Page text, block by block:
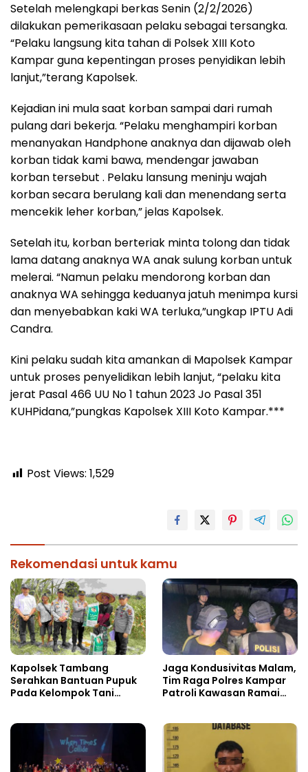
Setelah melengkapi berkas Senin (2/2/2026)
dilakukan pemerikasaan pelaku sebagai tersangka.
“Pelaku langsung kita tahan di Polsek XIII Koto
Kampar guna kepentingan proses penyidikan lebih
lanjut,”terang Kapolsek.
Kejadian ini mula saat korban sampai dari rumah
pulang dari bekerja. “Pelaku menghampiri korban
menanyakan Handphone anaknya dan dijawab oleh
korban tidak kami bawa, mendengar jawaban
korban tersebut . Pelaku lansung meninju wajah
korban secara berulang kali dan menendang serta
mencekik leher korban,” jelas Kapolsek.
Setelah itu, korban berteriak minta tolong dan tidak
lama datang anaknya WA anak sulung korban untuk
melerai. “Namun pelaku mendorong korban dan
anaknya WA sehingga keduanya jatuh menimpa kursi
dan menyebabkan kaki WA terluka,”ungkap IPTU Adi
Candra.
Kini pelaku sudah kita amankan di Mapolsek Kampar
untuk proses penyelidikan lebih lanjut, “pelaku kita
jerat Pasal 466 UU No 1 tahun 2023 Jo Pasal 351
KUHPidana,”pungkas Kapolsek XIII Koto Kampar.***
Post Views: 1,529
Rekomendasi untuk kamu
Kapolsek Tambang
Serahkan Bantuan Pupuk
Pada Kelompok Tani
Jaga Kondusivitas Malam,
Tim Raga Polres Kampar
Patroli Kawasan Ramai